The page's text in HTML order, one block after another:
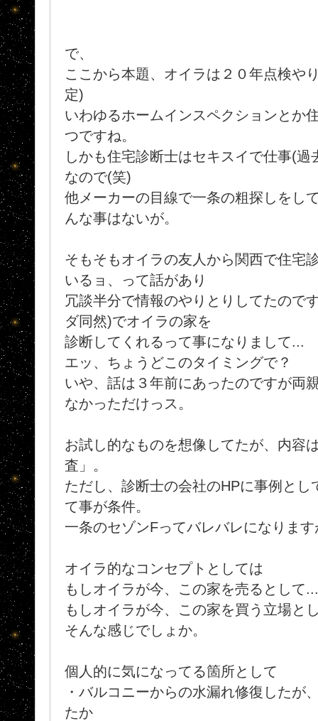
で、
ここから本題、オイラは２０年点検
定)
いわゆるホームインスペクションとか
つですね。
しかも住宅診断士はセキスイで仕事(
なので(笑)
他メーカーの目線で一条の粗探しを
んな事はないが。
そもそもオイラの友人から関西で住宅
いるョ、って話があり
冗談半分で情報のやりとりしてたので
ダ同然)でオイラの家を
診断してくれるって事になりまして...
エッ、ちょうどこのタイミングで？
いや、話は３年前にあったのですが両
なかっただけっス。
お試し的なものを想像してたが、内容
査」。
ただし、診断士の会社のHPに事例と
て事が条件。
一条のセゾンFってバレバレになります
オイラ的なコンセプトとしては
もしオイラが今、この家を売るとして
もしオイラが今、この家を買う立場と
そんな感じでしょか。
個人的に気になってる箇所として
・バルコニーからの水漏れ修復したが
たか